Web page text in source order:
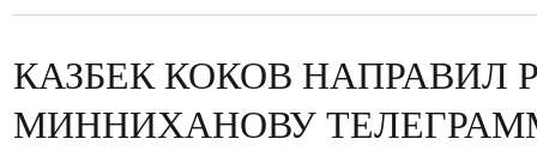
КАЗБЕК КОКОВ НАПРАВИЛ
МИННИХАНОВУ